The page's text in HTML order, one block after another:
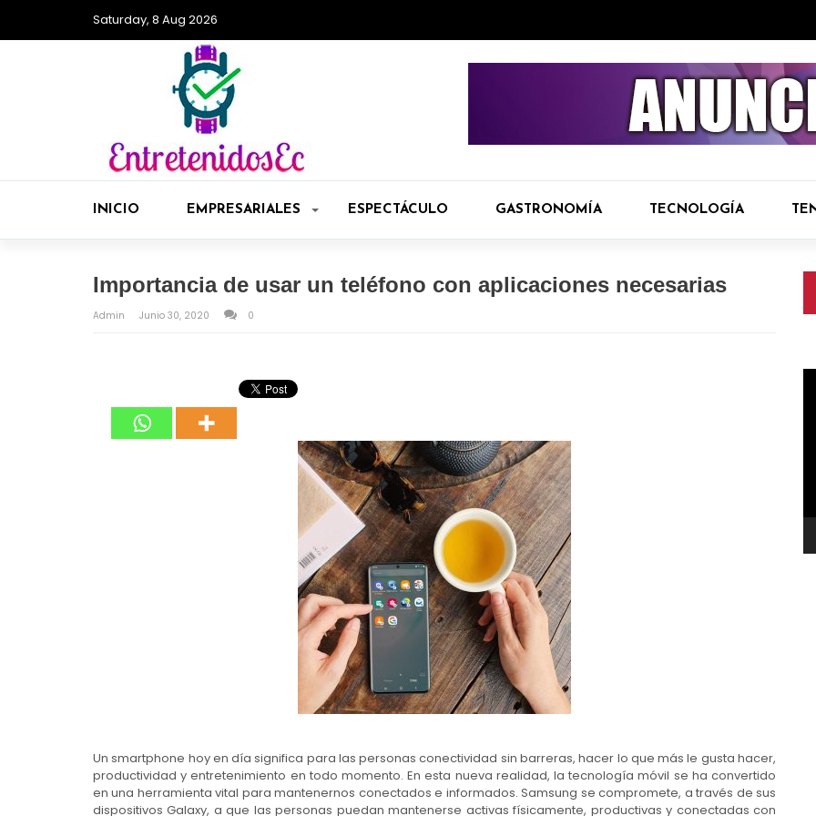
Saturday, 8 Aug 2026
INICIO EMPRESARIALES ESPECTÁCULO GASTRONOMÍA TECNOLOGÍA
Importancia de usar un teléfono con aplicaciones necesarias
Admin Junio 30, 2020 0
Un smartphone hoy en día significa para las personas conectividad sin barreras, hacer lo que más le gusta hacer,
productividad y entretenimiento en todo momento. En esta nueva realidad, la tecnología móvil se ha convertido
en una herramienta vital para mantenernos conectados e informados. Samsung se compromete, a través de sus
dispositivos Galaxy, a que las personas puedan mantenerse activas físicamente, productivas y conectadas con